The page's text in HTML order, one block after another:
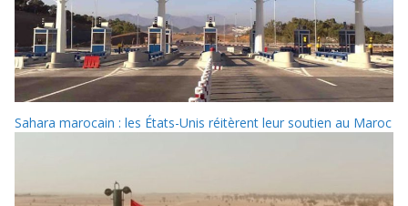
Sahara marocain : les États-Unis réitèrent leur soutien au Maroc